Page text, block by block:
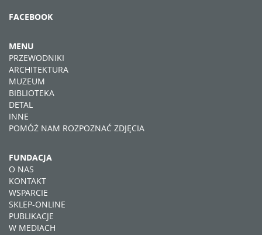
FACEBOOK
MENU
PRZEWODNIKI
ARCHITEKTURA
MUZEUM
BIBLIOTEKA
DETAL
INNE
POMÓŻ NAM ROZPOZNAĆ ZDJĘCIA
FUNDACJA
O NAS
KONTAKT
WSPARCIE
SKLEP-ONLINE
PUBLIKACJE
W MEDIACH